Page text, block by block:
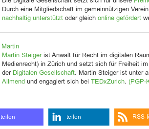
Durch eine Mitgliedschaft im gemeinnützigen
nachhaltig unterstützt oder gleich online gefördert
Martin
Martin Steigerist Anwalt für Recht im digitalen
Medienrecht) in Zürich und setzt sich für Freiheit
der Digitalen Gesellschaft. Martin Steiger ist unter
Allmend und engagiert sich bei TEDxZurich. (PGP-
teilen teilen RSS-